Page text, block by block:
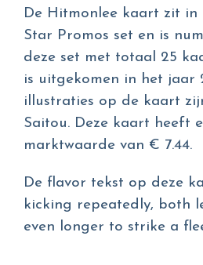
De Hitmonlee kaart zit in
Star Promos set en is
deze set met totaal 25
is uitgekomen in het jaar
illustraties op de kaart
Saitou. Deze kaart heeft
marktwaarde van € 7.44.
De flavor tekst op deze
kicking repeatedly, both
even longer to strike a